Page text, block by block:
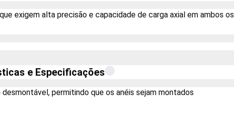
exigem alta precisão e capacidade de carga axial em ambos os
e Especificações
desmontável, permitindo que os anéis sejam montados